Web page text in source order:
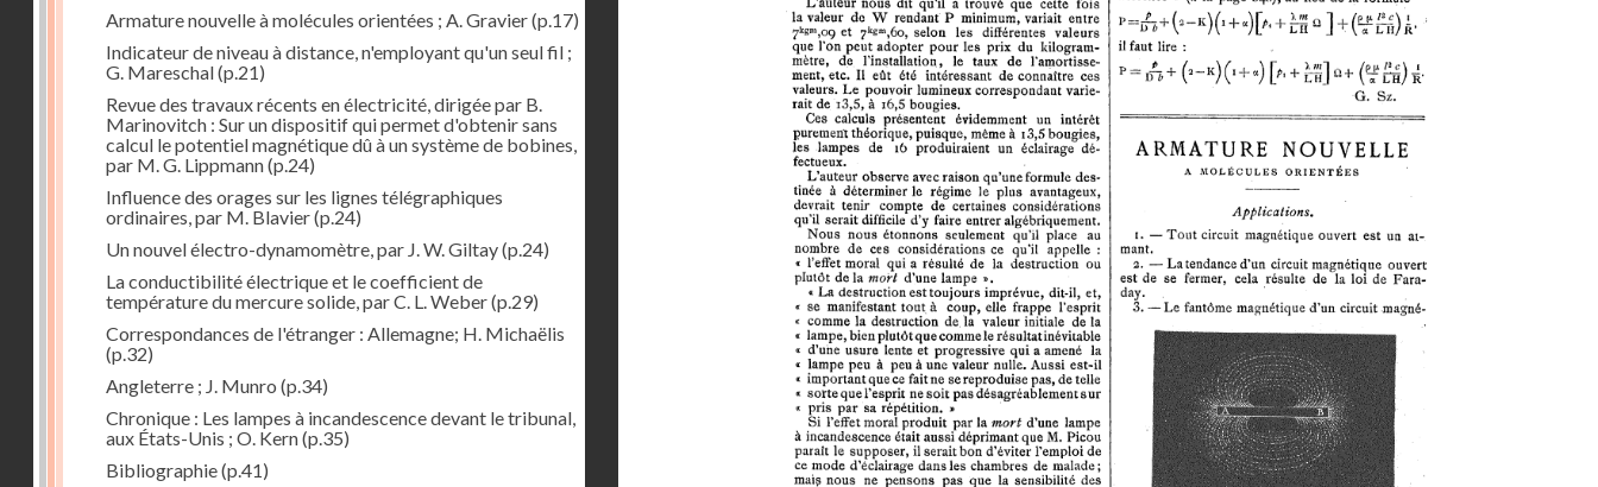
Armature nouvelle à molécules orientées ; A. Gravier(p.17)
Indicateur de niveau à distance, n'employant qu'un seul fil ;
G. Mareschal(p.21)
Revue des travaux récents en électricité, dirigée par B.
Marinovitch : Sur un dispositif qui permet d'obtenir sans
calcul le potentiel magnétique dû à un système de bobines,
par M. G. Lippmann(p.24)
Influence des orages sur les lignes télégraphiques
ordinaires, par M. Blavier(p.24)
Un nouvel électro-dynamomètre, par J. W. Giltay(p.24)
La conductibilité électrique et le coefficient de
température du mercure solide, par C. L. Weber(p.29)
Correspondances de l'étranger : Allemagne; H. Michaëlis
(p.32)
Angleterre ; J. Munro (p.34)
Chronique : Les lampes à incandescence devant le tribunal,
aux États-Unis ; O. Kern(p.35)
Bibliographie(p.41)